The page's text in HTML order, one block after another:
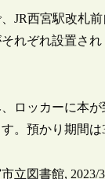
JR西宮駅改札
れぞれ設置さ
ロッカーに本
。預かり期間は
立図書館, 2023/3/